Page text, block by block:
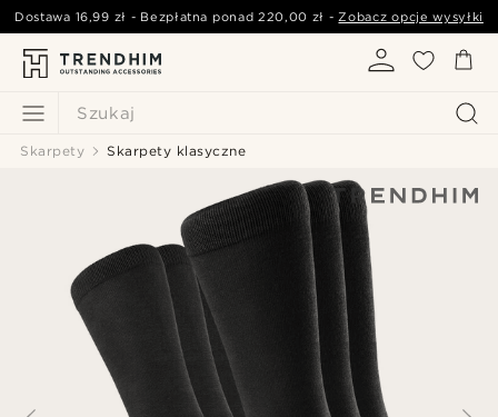
Szukaj
Dostawa 16,99 zł - Bezpłatna ponad220,00 zł -Zobacz opcje wysyłki
Skarpety Skarpety klasyczne